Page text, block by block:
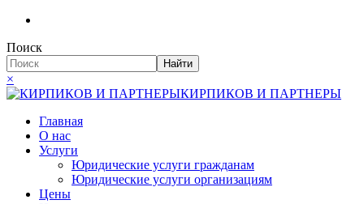
Поиск
Найти
×
КИРПИКОВ И ПАРТНЕРЫ
Главная
О нас
Услуги
Юридические услуги гражданам
Юридические услуги организациям
Цены